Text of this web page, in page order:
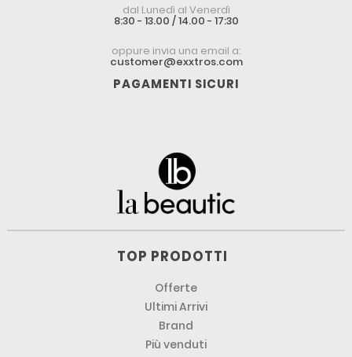
dal Lunedì al Venerdì
8:30 - 13.00 / 14.00 - 17:30
oppure invia una email a:
customer@exxtros.com
PAGAMENTI SICURI
TOP PRODOTTI
Offerte
Ultimi Arrivi
Brand
Più venduti